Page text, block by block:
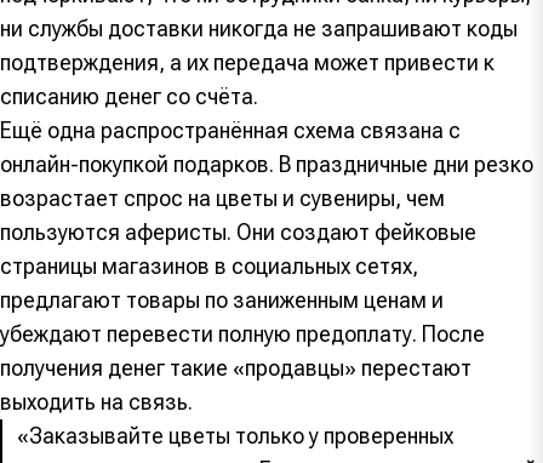
ни службы доставки никогда не запрашивают коды
подтверждения, а их передача может привести к
списанию денег со счёта.
Ещё одна распространённая схема связана с
онлайн-покупкой подарков. В праздничные дни резко
возрастает спрос на цветы и сувениры, чем
пользуются аферисты. Они создают фейковые
страницы магазинов в социальных сетях,
предлагают товары по заниженным ценам и
убеждают перевести полную предоплату. После
получения денег такие «продавцы» перестают
выходить на связь.
«Заказывайте цветы только у проверенных